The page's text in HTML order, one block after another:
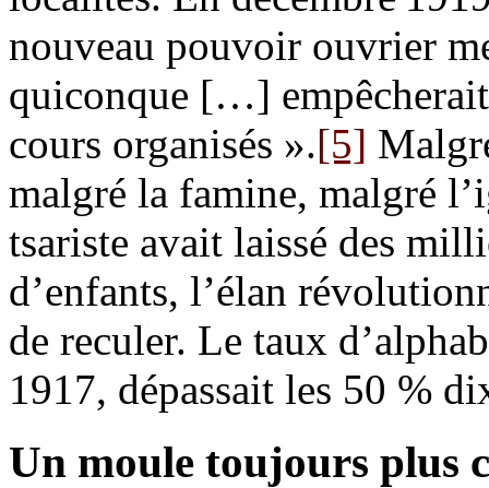
nouveau pouvoir ouvrier
quiconque […] empêcherait
cours organisés ».[5]
malgré la famine, malgré
tsariste avait laissé des
d’enfants, l’élan
de reculer. Le taux
1917, dépassait les 50 %
Un moule toujours plus